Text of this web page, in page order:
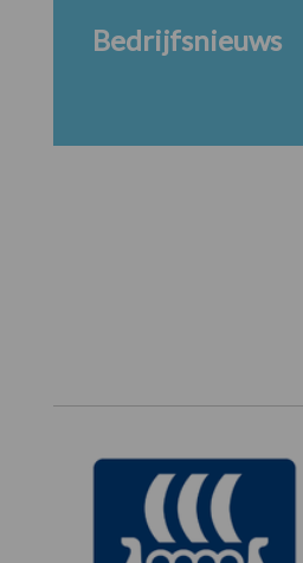
Bedrijfsnieuws